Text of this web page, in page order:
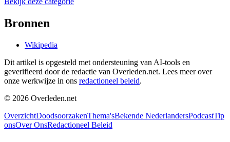
Bronnen
Wikipedia
Dit artikel is opgesteld met ondersteuning van AI-tools en
geverifieerd door de redactie van Overleden.net. Lees meer over
onze werkwijze in ons redactioneel beleid.
© 2026 Overleden.net
OverzichtDoodsoorzakenThema'sBekende NederlandersPodcastTip
onsOver OnsRedactioneel Beleid